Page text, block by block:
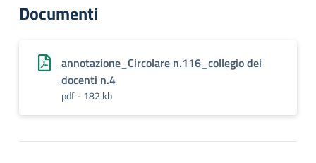
Documenti
annotazione_Circolare n.116_collegio dei
docenti n.4
pdf - 182 kb